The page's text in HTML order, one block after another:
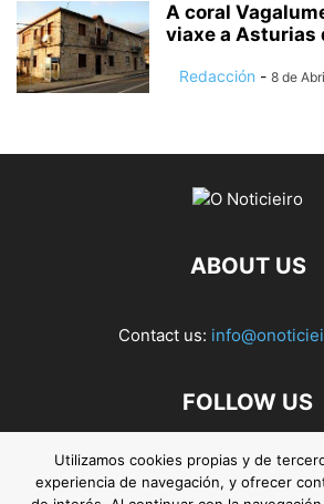
A coral
viaxe a Asturias
Redacción - 8 de
ABOUT US
Contact us:
FOLLOW US
Utilizamos cookies propias y de
experiencia de navegación, y ofrecer